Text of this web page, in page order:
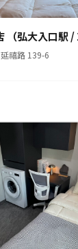
弘大入口駅 /
禧路 139-6